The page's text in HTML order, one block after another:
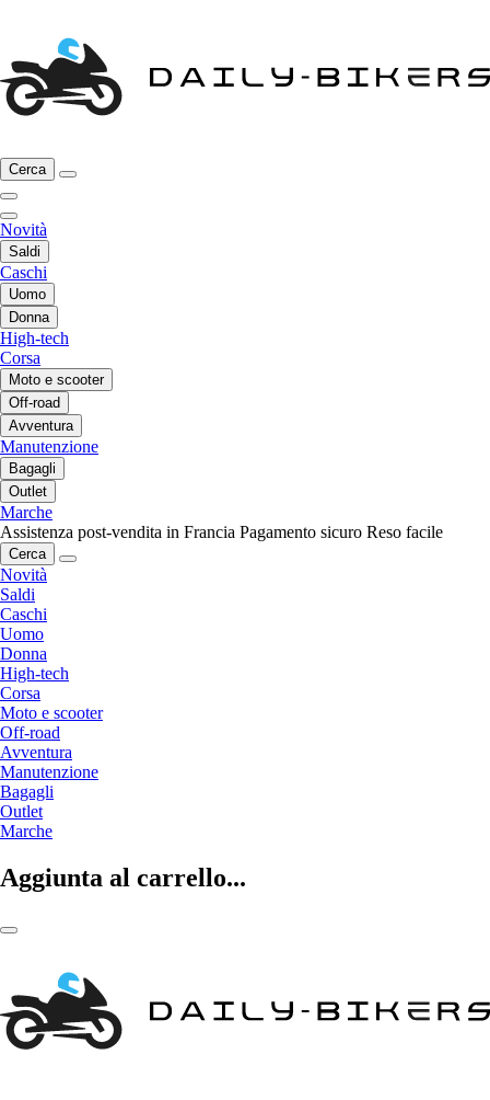
Cerca
Novità
Saldi
Caschi
Uomo
Donna
High-tech
Corsa
Moto e scooter
Off-road
Avventura
Manutenzione
Bagagli
Outlet
Marche
Assistenza post-vendita in Francia Pagamento sicuro Reso facile
Cerca
Novità
Saldi
Caschi
Uomo
Donna
High-tech
Corsa
Moto e scooter
Off-road
Avventura
Manutenzione
Bagagli
Outlet
Marche
Aggiunta al carrello...